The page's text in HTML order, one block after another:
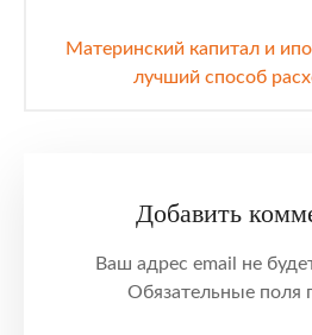
Материнский капитал и
лучший способ
Добавить
Ваш адрес email не
Обязательные поля